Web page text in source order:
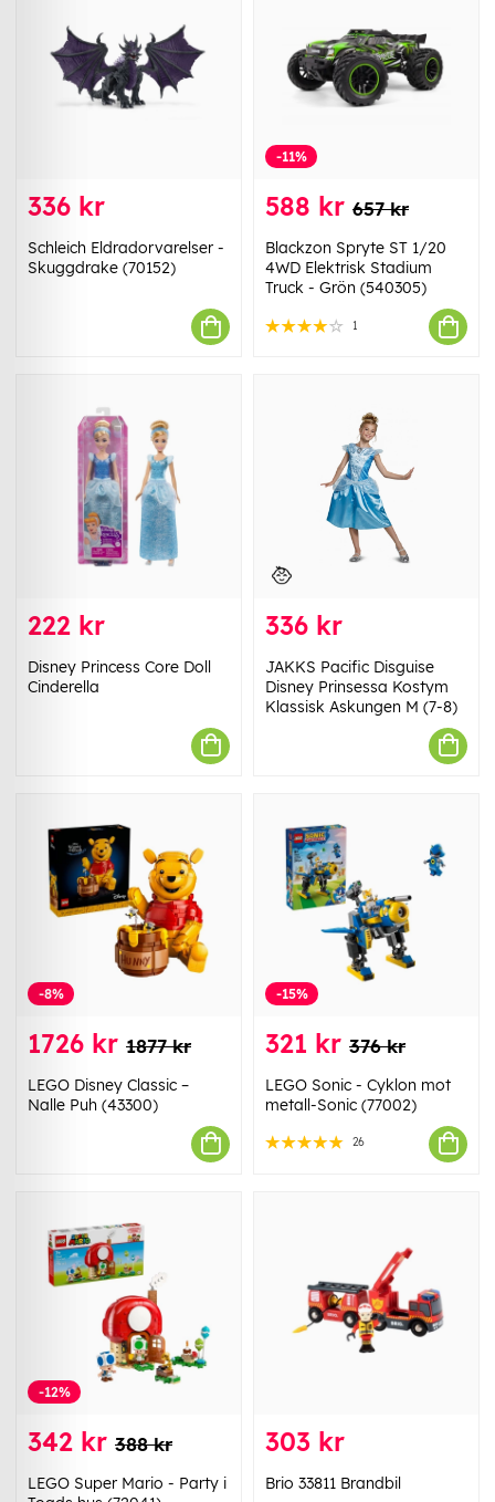
336 kr
Schleich Eldradorvarelser -
Skuggdrake (70152)
-11%
588 kr 657 kr
Blackzon Spryte ST 1/20
4WD Elektrisk Stadium
Truck - Grön (540305)
1
222 kr
Disney Princess Core Doll
Cinderella
336 kr
JAKKS Pacific Disguise
Disney Prinsessa Kostym
Klassisk Askungen M (7-8)
-8%
1726 kr 1877 kr
LEGO Disney Classic –
Nalle Puh (43300)
-15%
321 kr 376 kr
LEGO Sonic - Cyklon mot
metall-Sonic (77002)
26
-12%
342 kr 388 kr
LEGO Super Mario - Party i
303 kr
Brio 33811 Brandbil